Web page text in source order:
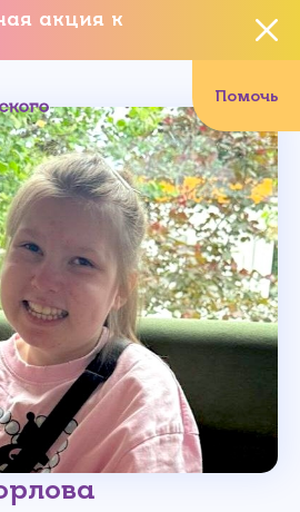
акция к
Помочь
что хотите
данное событие?
Да, уверен
Нет, не хочу